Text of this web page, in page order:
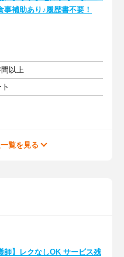
補助あり♪履歴書不要！
以上
覧を見る
師】レクなしOK サービス残